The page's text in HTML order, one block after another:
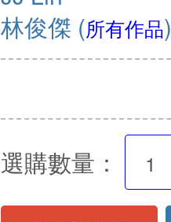
林俊傑 (所有作品)
選購數量：